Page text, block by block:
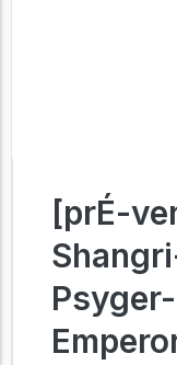
[prÉ-